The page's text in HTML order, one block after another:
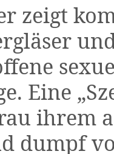
zeigt
Eine
ihrem
dumpf